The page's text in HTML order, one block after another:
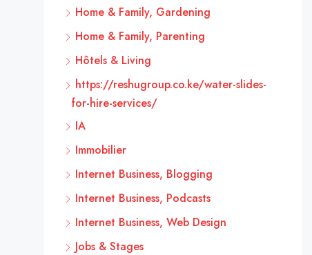
Home & Family, Gardening
Home & Family, Parenting
Hôtels & Living
https://reshugroup.co.ke/water-slides-
for-hire-services/
IA
Immobilier
Internet Business, Blogging
Internet Business, Podcasts
Internet Business, Web Design
Jobs & Stages